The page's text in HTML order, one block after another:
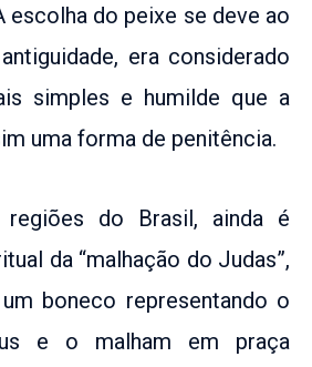
escolha do peixe se deve ao
era considerado
simples e humilde que a
uma forma de penitência.
do Brasil, ainda é
da “malhação do Judas”,
boneco representando o
e o malham em praça